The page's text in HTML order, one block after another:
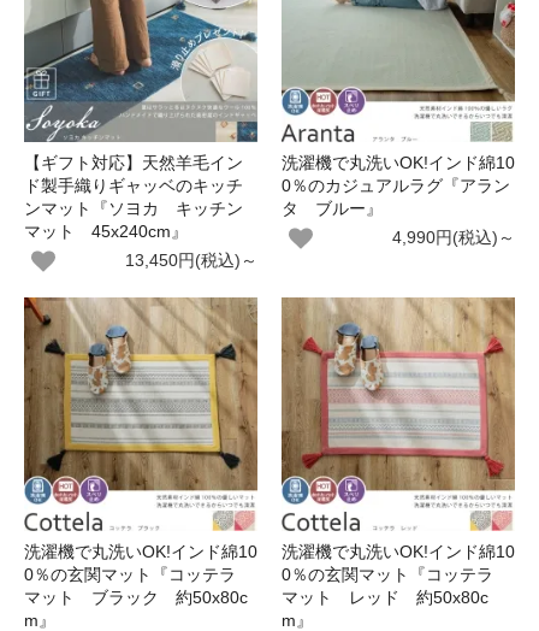
【ギフト対応】天然羊毛イン
ド製手織りギャッベのキッチ
ンマット『ソヨカ キッチン
マット 45x240cm』
13,450円(税込)～
洗濯機で丸洗いOK!インド綿10
0％のカジュアルラグ『アラン
タ ブルー』
4,990円(税込)～
洗濯機で丸洗いOK!インド綿10
0％の玄関マット『コッテラ
マット ブラック 約50x80c
m』
洗濯機で丸洗いOK!インド綿10
0％の玄関マット『コッテラ
マット レッド 約50x80c
m』